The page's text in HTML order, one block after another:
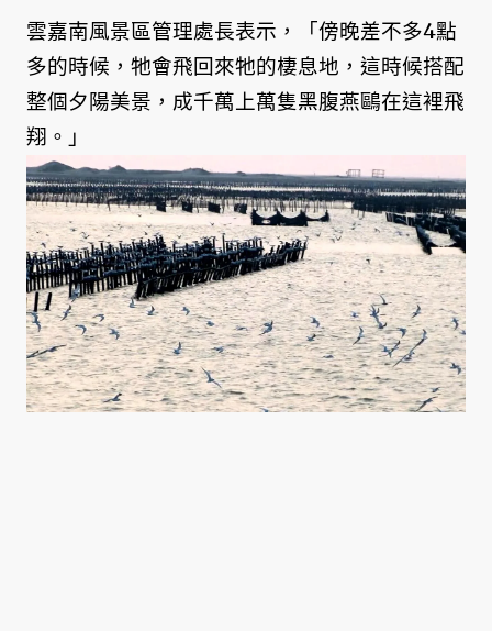
雲嘉南風景區管理處長表示，「傍晚差不多4點
多的時候，牠會飛回來牠的棲息地，這時候搭配
整個夕陽美景，成千萬上萬隻黑腹燕鷗在這裡飛
翔。」